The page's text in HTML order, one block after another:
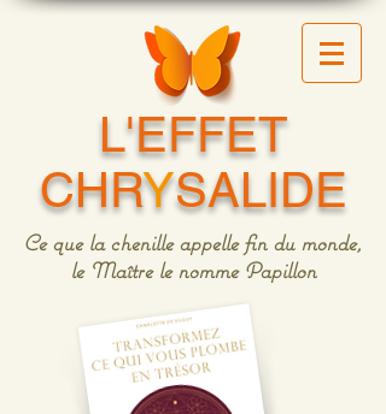
L'EFFET
CHRYSALIDE
Ce que la chenille appelle fin du monde,
le Maître le nomme Papillon